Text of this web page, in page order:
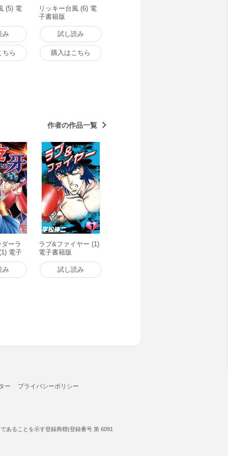
(5) 電
み
ちら
リッキー台風 (6) 電
子書籍版
試し読み
購入はこちら
作者の作品一覧
ーラ
電子
み
ラブ&ファイヤー (1)
電子書籍版
試し読み
ー プライバシーポリシー
あることを示す登録商標(登録番号 第 6091